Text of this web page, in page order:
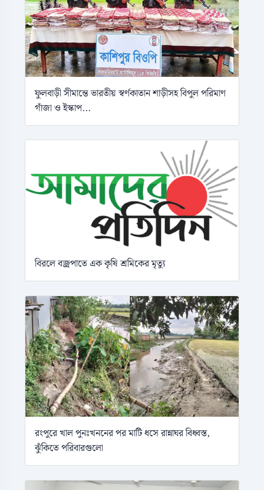
ফুলবাড়ী সীমান্তে ভারতীয় স্বর্ণকাতান শাড়ীসহ বিপুল পরিমাণ
গাঁজা ও ইস্কাপ...
বিরলে বজ্রপাতে এক কৃষি শ্রমিকের মৃত্যু
রংপুরে খাল পুনঃখননের পর মাটি ধসে রান্নাঘর বিধ্বস্ত,
ঝুঁকিতে পরিবারগুলো